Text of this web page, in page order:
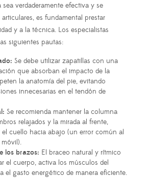
verdaderamente efectiva y se
es fundamental prestar
y a la técnica. Los especialistas
siguientes pautas:
Se debe utilizar zapatillas con una
que absorban el impacto de la
la anatomía del pie, evitando
innecesarias en el tendón de
Se recomienda mantener la columna
relajados y la mirada al frente,
cuello hacia abajo (un error común al
los brazos: El braceo natural y rítmico
el cuerpo, activa los músculos del
el gasto energético de manera eficiente.